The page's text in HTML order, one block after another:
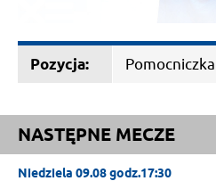
Pozycja: Pomocniczka
NASTĘPNE MECZE
Niedziela 09.08 godz.17:30